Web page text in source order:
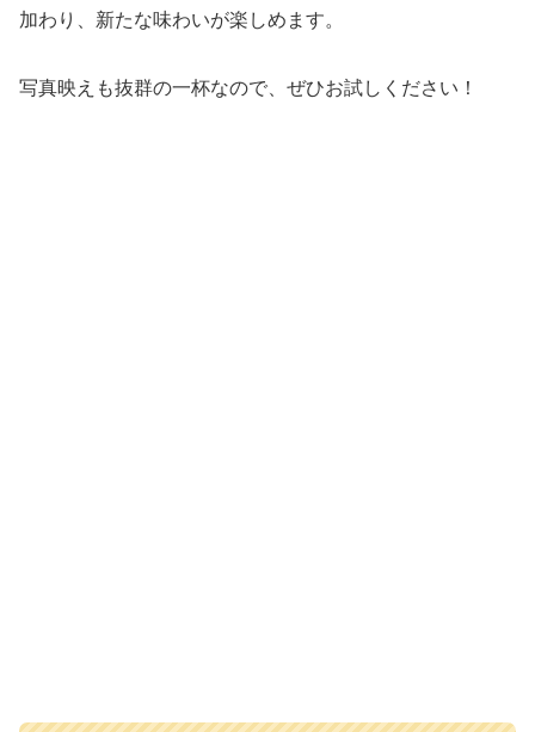
加わり、新たな味わいが楽しめます。
写真映えも抜群の一杯なので、ぜひお試しください！